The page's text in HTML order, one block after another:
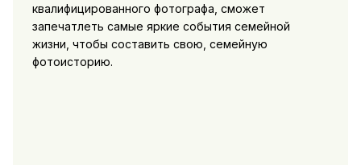
квалифицированного фотографа, сможет
запечатлеть самые яркие события семейной
жизни, чтобы составить свою, семейную
фотоисторию.